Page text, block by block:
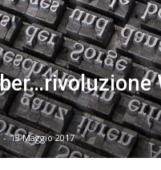
- 13 Maggio 2017